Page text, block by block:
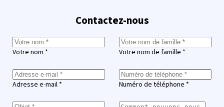
Contactez-nous
Votre nom * Votre nom de famille *
Adresse e-mail * Numéro de téléphone *